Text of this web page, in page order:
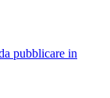
pubblicare in